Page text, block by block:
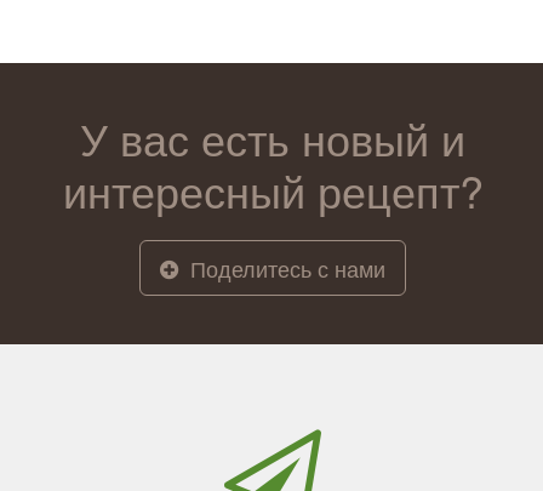
У вас есть новый и
интересный рецепт?
Поделитесь с нами